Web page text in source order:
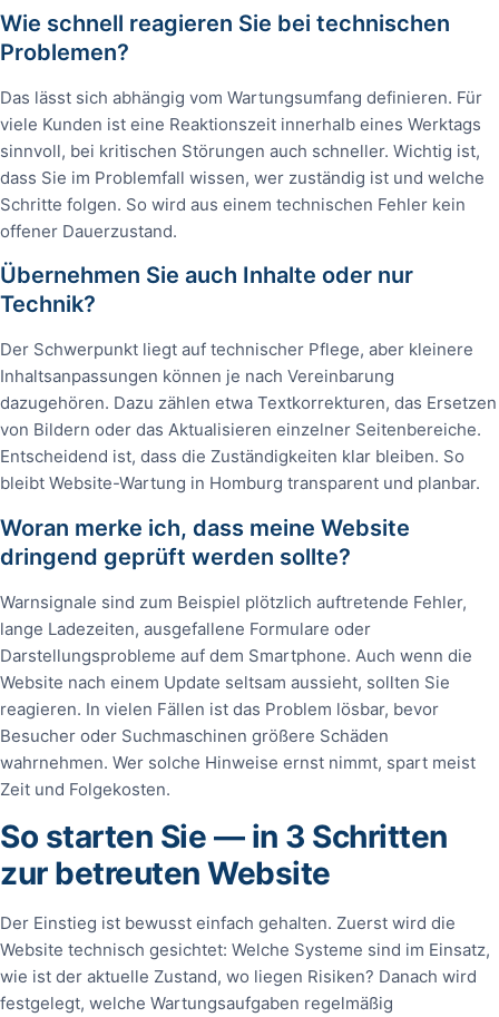
Wie schnell reagieren Sie bei technischen
Problemen?
Das lässt sich abhängig vom Wartungsumfang definieren. Für
viele Kunden ist eine Reaktionszeit innerhalb eines Werktags
sinnvoll, bei kritischen Störungen auch schneller. Wichtig ist,
dass Sie im Problemfall wissen, wer zuständig ist und welche
Schritte folgen. So wird aus einem technischen Fehler kein
offener Dauerzustand.
Übernehmen Sie auch Inhalte oder nur
Technik?
Der Schwerpunkt liegt auf technischer Pflege, aber kleinere
Inhaltsanpassungen können je nach Vereinbarung
dazugehören. Dazu zählen etwa Textkorrekturen, das Ersetzen
von Bildern oder das Aktualisieren einzelner Seitenbereiche.
Entscheidend ist, dass die Zuständigkeiten klar bleiben. So
bleibt Website-Wartung in Homburg transparent und planbar.
Woran merke ich, dass meine Website
dringend geprüft werden sollte?
Warnsignale sind zum Beispiel plötzlich auftretende Fehler,
lange Ladezeiten, ausgefallene Formulare oder
Darstellungsprobleme auf dem Smartphone. Auch wenn die
Website nach einem Update seltsam aussieht, sollten Sie
reagieren. In vielen Fällen ist das Problem lösbar, bevor
Besucher oder Suchmaschinen größere Schäden
wahrnehmen. Wer solche Hinweise ernst nimmt, spart meist
Zeit und Folgekosten.
So starten Sie — in 3 Schritten
zur betreuten Website
Der Einstieg ist bewusst einfach gehalten. Zuerst wird die
Website technisch gesichtet: Welche Systeme sind im Einsatz,
wie ist der aktuelle Zustand, wo liegen Risiken? Danach wird
festgelegt, welche Wartungsaufgaben regelmäßig